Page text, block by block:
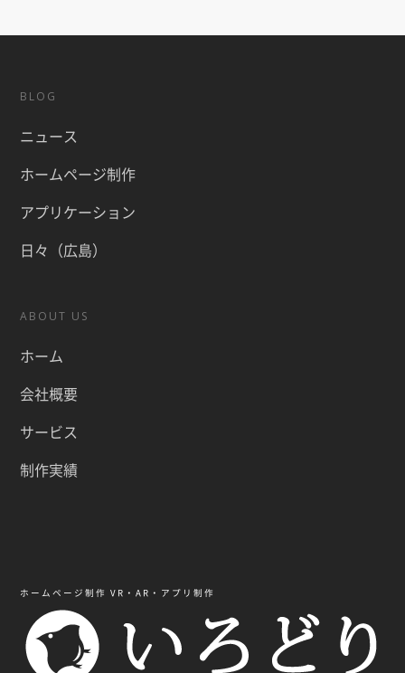
BLOG
ニュース
ホームページ制作
アプリケーション
日々（広島）
ABOUT US
ホーム
会社概要
サービス
制作実績
ホームページ制作 VR・AR・アプリ制作